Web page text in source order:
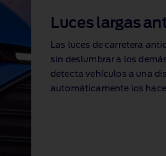
Luces largas
Las luces de carretera
sin deslumbrar a los
detecta vehículos a una
automáticamente los